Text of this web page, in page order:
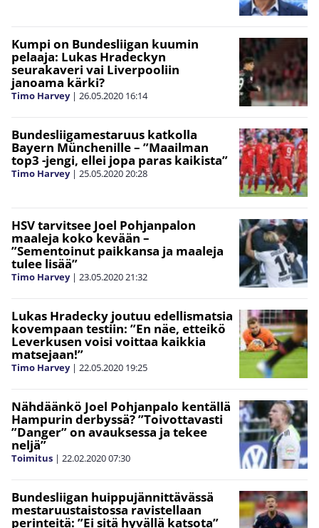
Kumpi on Bundesliigan kuumin
pelaaja: Lukas Hradeckyn
seurakaveri vai Liverpooliin
janoama kärki?
Timo Harvey| 26.05.2020 16:14
Bundesliigamestaruus katkolla
Bayern Münchenille – ”Maailman
top3 -jengi, ellei jopa paras kaikista”
Timo Harvey| 25.05.202020:28
HSV tarvitsee Joel Pohjanpalon
maaleja koko kevään –
”Sementoinut paikkansa ja maaleja
tulee lisää”
Timo Harvey| 23.05.202021:32
Lukas Hradecky joutuu edellismatsia
kovempaan testiin: ”En näe, etteikö
Leverkusen voisi voittaa kaikkia
matsejaan!”
Timo Harvey| 22.05.2020 19:25
Nähdäänkö Joel Pohjanpalo kentällä
Hampurin derbyssä? ”Toivottavasti
”Danger” on avauksessa ja tekee
neljä”
Toimitus | 22.02.202007:30
Bundesliigan huippujännittävässä
mestaruustaistossa ravistellaan
perinteitä: ”Ei sitä hyvällä katsota”